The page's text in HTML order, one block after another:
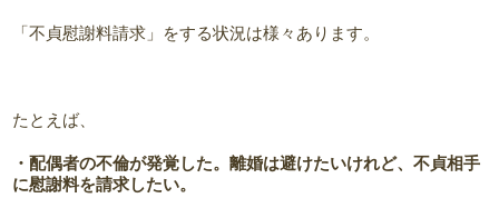
「不貞慰謝料請求」をする状況は様々あります。
たとえば、
・配偶者の不倫が発覚した。離婚は避けたいけれど、不貞相手
に慰謝料を請求したい。